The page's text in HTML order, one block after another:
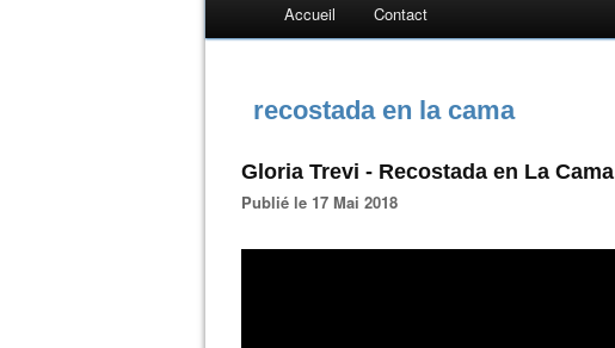
Accueil Contact
recostada en la cama
Gloria Trevi - Recostada en La Cama
Publié le 17 Mai 2018